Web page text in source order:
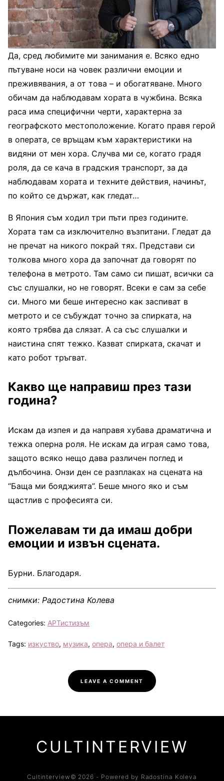
Да, сред любимите ми занимания е. Всяко едно
пътуване носи на човек различни емоции и
преживявания, а от това – и обогатяване. Много
обичам да наблюдавам хората в чужбина. Всяка
раса има специфични черти, характерна за
географското местоположение. Когато правя герой
в операта, се връщам към характеристики на
видяни от мен хора. Случва ми се, когато градя
роля, да се кача в градския транспорт, за да
наблюдавам хората и техните действия, начинът,
по който се държат, как гледат…
В Япония съм ходил три пъти през годините.
Хората там са изключително възпитани. Гледат да
не пречат на никого покрай тях. Представи си
толкова много хора да започнат да говорят по
телефона в метрото. Там само си пишат, всички са
със слушалки, но не говорят. Всеки е сам за себе
си. Много ми беше интересно как заспиват в
метрото и се събуждат точно за спирката, на
която трябва да слязат. А са със слушалки и
наистина спят тежко. Казват спирката, скачат и
като робот тръгват.
Какво ще направиш през тази
година?
Искам да изпея и да направя хубава драматична и
тежка оперна роля. Не искам да играя само това,
защото всяко нещо дава различен поглед и
дълбочина. Онзи ден се разплаках на сцената на
“Баща ми бояджията”. Беше много яко и съм
щастлив с професията си.
Пожелавам ти да имаш добри
емоции и извън сцената.
Бурни. Благодаря.
снимки: Радостина Колева
Categories: АРТистизъм
Tags: изкуство, музика, опера, опера и балет
LEAVE A COMMENT
CULTINTERVIEW
Cultinterview© 2026 - Powered by Radostina Koleva